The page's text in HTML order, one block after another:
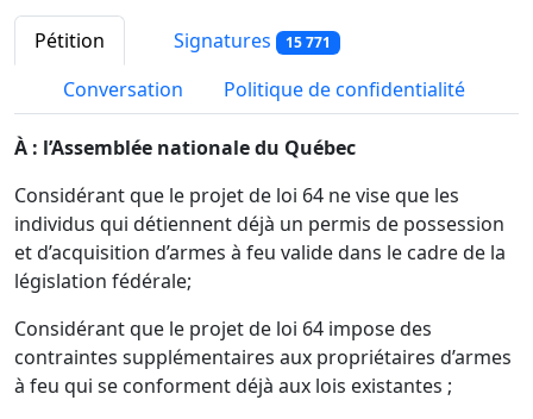
Pétition Signatures 15 771
Conversation Politique de confidentialité
À : l’Assemblée nationale du Québec
Considérant que le projet de loi 64 ne vise que les
individus qui détiennent déjà un permis de possession
et d’acquisition d’armes à feu valide dans le cadre de la
législation fédérale;
Considérant que le projet de loi 64 impose des
contraintes supplémentaires aux propriétaires d’armes
à feu qui se conforment déjà aux lois existantes ;